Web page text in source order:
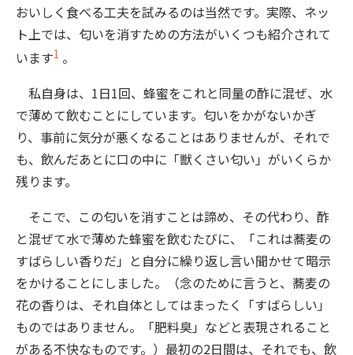
おいしく食べる工夫を試みるのは当然です。実際、ネッ
ト上では、匂いを消すための方法がいくつも紹介されて
います1 。
私自身は、1日1回、蜂蜜をこれと同量の酢に混ぜ、水
で薄めて飲むことにしています。匂いをかがないかぎ
り、事前に気分が悪くなることはありませんが、それで
も、飲んだあとに口の中に「獣くさい匂い」がいくらか
残ります。
そこで、この匂いを消すことは諦め、その代わり、酢
と混ぜて水で薄めた蜂蜜を飲むたびに、「これは蕎麦の
すばらしい香りだ」と自分に繰り返し言い聞かせて暗示
をかけることにしました。（念のために言うと、蕎麦の
花の香りは、それ自体としてはまったく「すばらしい」
ものではありません。「肥料臭」などと表現されること
がある不快なものです。）最初の2日間は、それでも、飲